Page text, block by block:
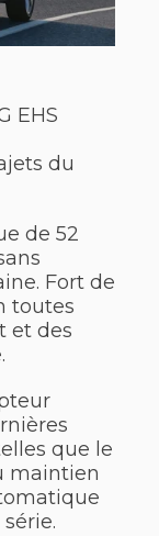
EHS
du
de 52
Fort de
toutes
et des
que le
maintien